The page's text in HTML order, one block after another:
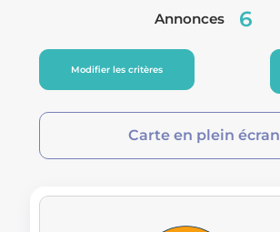
Annonces 6
Modifier les critères
Carte en plein écran